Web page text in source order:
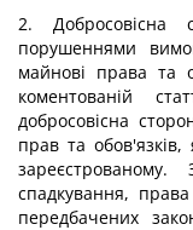
2.
порушеннями
майнові права та
коментованій
добросовісна
прав та
спадкування,
передбачених